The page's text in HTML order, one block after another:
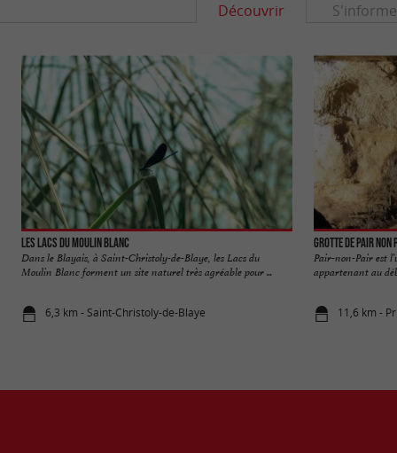
Découvrir
Les Lacs du Moulin Blanc
Dans le Blayais, à Saint-Christoly-de-Blaye, les Lacs du
Moulin Blanc forment un site naturel très agréable pour ...
6,3 km - Saint-Christoly-de-Blaye
Grotte de Pair non
Pair-non-Pair est
appartenant au
11,6 km -